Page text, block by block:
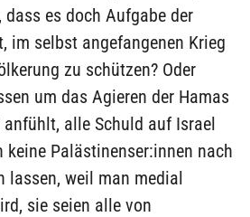
es doch Aufgabe der
im selbst angefangenen Krieg
zu schützen? Oder
um das Agieren der Hamas
alle Schuld auf Israel
keine Palästinenser:innen nach
lassen, weil man medial
sie seien alle von